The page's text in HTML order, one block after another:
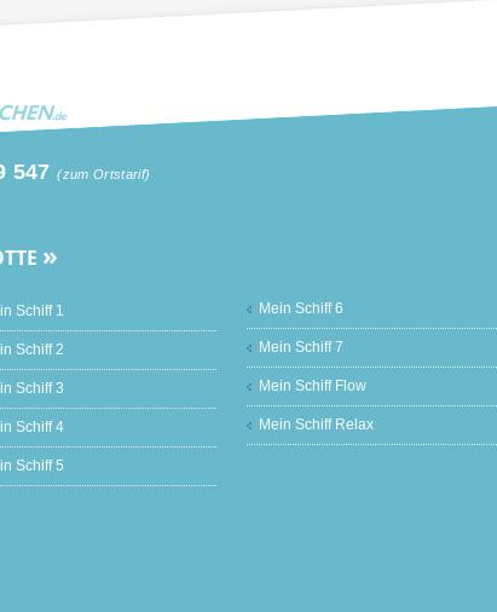
547 (zum Ortstarif)
»
Schiff 1
Schiff 2
Schiff 3
Schiff 4
Schiff 5
Mein Schiff 6
Mein Schiff 7
Mein Schiff Flow
Mein Schiff Relax